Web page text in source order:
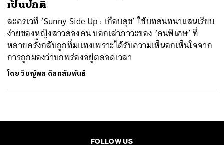
เป็นปกติ
ละครเวที ‘Sunny Side Up : เกือบสุข’ ใช้บทสนทนาแสนเรียบ
ง่ายของหญิงสาวสองคน บอกเล่าภาวะของ ‘คนพิเศษ’ ที่
หลายครั้งกลับถูกทิ่มแทงเพราะได้รับความเห็นอกเห็นใจจาก
การถูกมองว่าบกพร่องอยู่ตลอดเวลา
โดยวิชญ์พล ดิลกสัมพันธ์
FOLLOW US